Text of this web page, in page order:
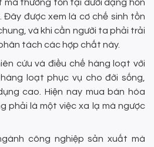
mà thường tồn tại dưới dạng hỗn
được xem là cơ chế sinh tồn
và khi cần người ta phải trải
tách các hợp chất này.
cứu và điều chế hàng loạt với
loạt phục vụ cho đời sống,
cao. Hiện nay mua bán hóa
phải là một việc xa lạ mà ngược
công nghiệp sản xuất mà